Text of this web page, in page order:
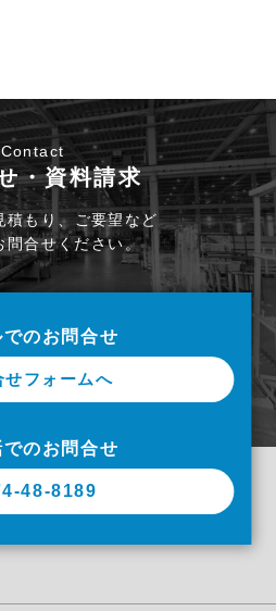
Contact
・資料請求
積もり、ご要望など
問合せください。
でのお問合せ
せフォームへ
でのお問合せ
48-8189